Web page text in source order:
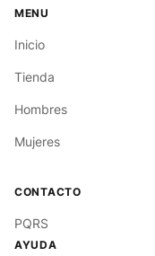
Inicio
Tienda
Hombres
Mujeres
PQRS